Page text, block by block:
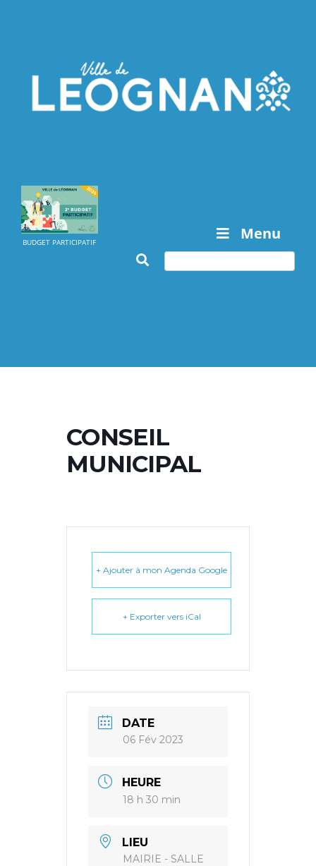
BUDGET PARTICIPATIF Menu
CONSEIL
MUNICIPAL
+ Ajouter à mon Agenda Google
+ Exporter vers iCal
DATE
06 Fév 2023
HEURE
18 h 30 min
LIEU
MAIRIE - SALLE